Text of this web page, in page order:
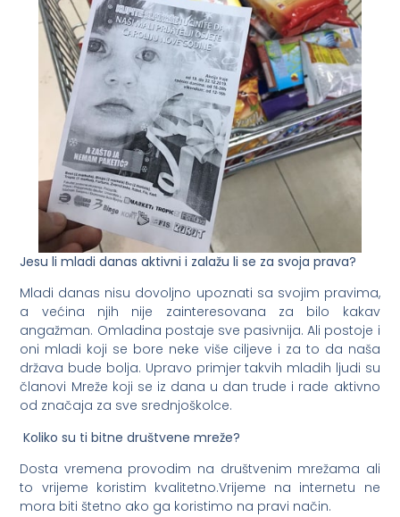
Jesu li mladi danas aktivni i zalažu li se za svoja prava?
Mladi danas nisu dovoljno upoznati sa svojim pravima,
a većina njih nije zainteresovana za bilo kakav
angažman. Omladina postaje sve pasivnija. Ali postoje i
oni mladi koji se bore neke više ciljeve i za to da naša
država bude bolja. Upravo primjer takvih mladih ljudi su
članovi Mreže koji se iz dana u dan trude i rade aktivno
od značaja za sve srednjoškolce.
Koliko su ti bitne društvene mreže?
Dosta vremena provodim na društvenim mrežama ali
to vrijeme koristim kvalitetno.Vrijeme na internetu ne
mora biti štetno ako ga koristimo na pravi način.